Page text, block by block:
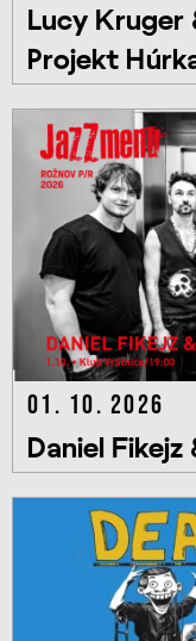
Lucy Kruger
Projekt
01. 10. 2026
Daniel